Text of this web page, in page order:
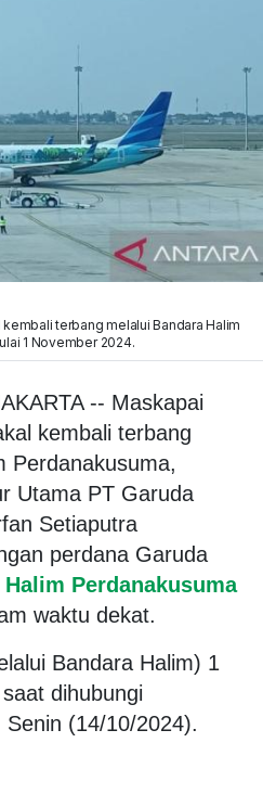
terbang melalui Bandara Halim
1 November 2024.
-- Maskapai
kembali terbang
Perdanakusuma,
Utama PT Garuda
Setiaputra
perdana Garuda
Halim Perdanakusuma
waktu dekat.
Bandara Halim) 1
dihubungi
(14/10/2024).